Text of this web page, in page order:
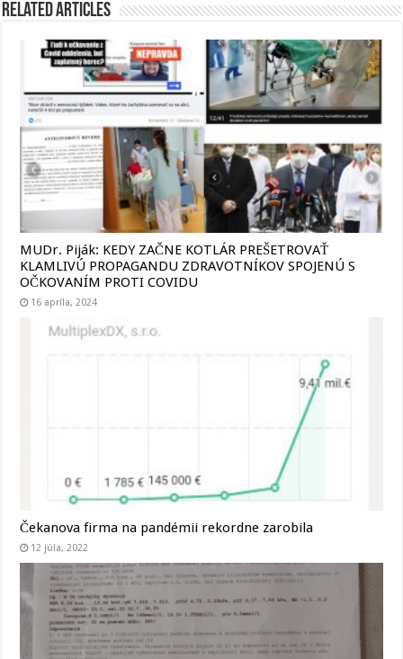
Related Articles
MUDr. Piják: KEDY ZAČNE KOTLÁR PREŠETROVAŤ
KLAMLIVÚ PROPAGANDU ZDRAVOTNÍKOV SPOJENÚ S
OČKOVANÍM PROTI COVIDU
16 apríla, 2024
Čekanova firma na pandémii rekordne zarobila
12 júla, 2022